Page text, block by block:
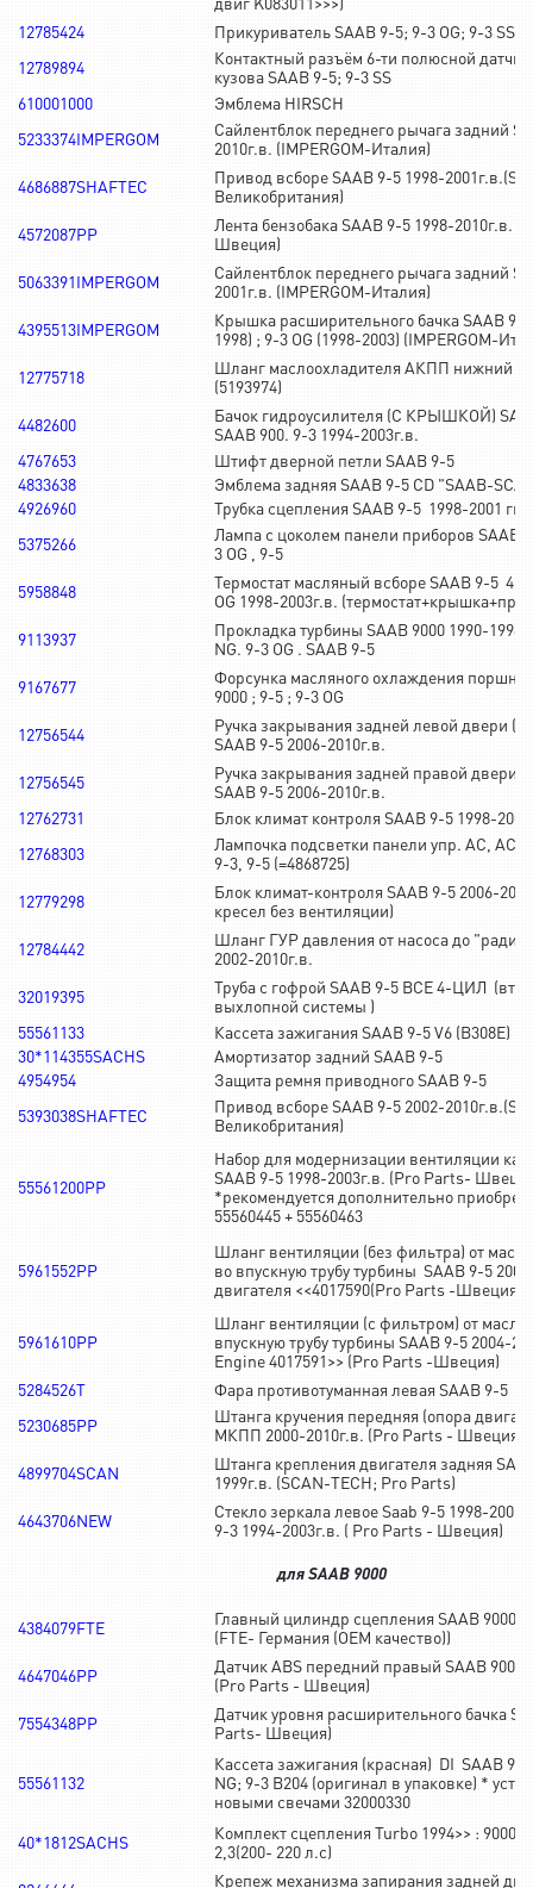
12785424
Прикуриватель SAAB 9-5; 9-3 OG; 9-3 SS
12789894
Контактный разъём 6-ти полюсной
кузова SAAB 9-5; 9-3 SS
610001000
Эмблема HIRSCH
5233374IMPERGOM
Сайлентблок переднего рычага задний
2010г.в. (IMPERGOM-Италия)
4686887SHAFTEC
Привод всборе SAAB 9-5 1998-
Великобритания)
4572087PP
Лента бензобака SAAB 9-5 1998-2010г.в.
Швеция)
5063391IMPERGOM
Сайлентблок переднего рычага задний
2001г.в. (IMPERGOM-Италия)
4395513IMPERGOM
Крышка расширительного бачка SAAB 9-5
1998) ; 9-3 OG (1998-2003) (IMPERGOM-
12775718
Шланг маслоохладителя АКПП нижний
(5193974)
4482600
Бачок гидроусилителя (С КРЫШКОЙ)
SAAB 900. 9-3 1994-2003г.в.
4767653
Штифт дверной петли SAAB 9-5
4833638
Эмблема задняя SAAB 9-5 CD "SAAB-
4926960
Трубка сцепления SAAB 9-5 1998-2001 гг.
5375266
Лампа с цоколем панели приборов SAAB
3 OG , 9-5
5958848
Термостат масляный всборе SAAB 9-5 4-
OG 1998-2003г.в.
9113937
Прокладка турбины SAAB 9000 1990-
NG. 9-3 OG . SAAB 9-5
9167677
Форсунка масляного охлаждения поршня
9000 ; 9-5 ; 9-3 OG
12756544
Ручка закрывания задней левой двери
SAAB 9-5 2006-2010г.в.
12756545
Ручка закрывания задней правой двери
SAAB 9-5 2006-2010г.в.
12762731
Блок климат контроля SAAB 9-5 1998-
12768303
Лампочка подсветки панели упр. AC, ACC
9-3, 9-5 (=4868725)
12779298
Блок климат-контроля SAAB 9-5 2006-
кресел без вентиляции)
12784442
Шланг ГУР давления от насоса до
2002-2010г.в.
32019395
Труба с гофрой SAAB 9-5 ВСЕ 4-ЦИЛ
выхлопной системы )
55561133
Кассета зажигания SAAB 9-5 V6 (B308E)
30*114355SACHS
Амортизатор задний SAAB 9-5
4954954
Защита ремня приводного SAAB 9-5
5393038SHAFTEC
Привод всборе SAAB 9-5 2002-
Великобритания)
55561200PP
Набор для модернизации вентиляции
SAAB 9-5 1998-2003г.в. (Pro Parts-
*рекомендуется дополнительно
55560445 + 55560463
5961552PP
Шланг вентиляции (без фильтра) от
во впускную трубу турбины SAAB 9-5
двигателя <<4017590(Pro Parts -Швеция)
5961610PP
Шланг вентиляции (с фильтром) от
впускную трубу турбины SAAB 9-5 2004-
Engine 4017591>> (Pro Parts -Швеция)
5284526T
Фара противотуманная левая SAAB 9-5
5230685PP
Штанга кручения передняя (опора
МКПП 2000-2010г.в. (Pro Parts - Швеция)
4899704SCAN
Штанга крепления двигателя задняя
1999г.в. (SCAN-TECH; Pro Parts)
4643706NEW
Стекло зеркала левое Saab 9-5 1998-
9-3 1994-2003г.в. ( Pro Parts - Швеция)
для SAAB 9000
4384079FTE
Главный цилиндр сцепления SAAB 9000
(FTE- Германия (OEM качество))
4647046PP
Датчик ABS передний правый SAAB 9000
(Pro Parts - Швеция)
7554348PP
Датчик уровня расширительного бачка
Parts- Швеция)
55561132
Кассета зажигания (красная) DI SAAB
NG; 9-3 B204 (оригинал в упаковке) *
новыми свечами 32000330
40*1812SACHS
Комплект сцепления Turbo 1994>> : 9000
2,3(200- 220 л.с)
Крепеж механизма запирания задней